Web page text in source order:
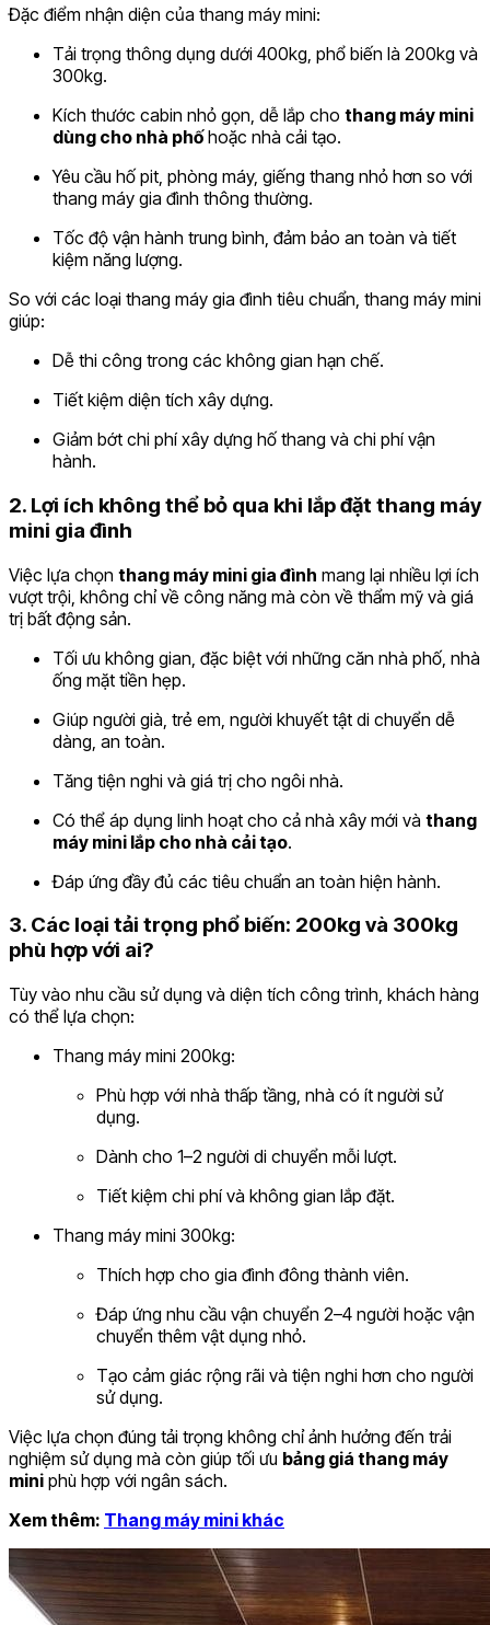
Đặc điểm nhận diện của thang máy mini:
Tải trọng thông dụng dưới 400kg, phổ biến là 200kg và
300kg.
Kích thước cabin nhỏ gọn, dễ lắp cho thang máy mini
dùng cho nhà phốhoặc nhà cải tạo.
Yêu cầu hố pit, phòng máy, giếng thang nhỏ hơn so với
thang máy gia đình thông thường.
Tốc độ vận hành trung bình, đảm bảo an toàn và tiết
kiệm năng lượng.
So với các loại thang máy gia đình tiêu chuẩn, thang máy mini
giúp:
Dễ thi công trong các không gian hạn chế.
Tiết kiệm diện tích xây dựng.
Giảm bớt chi phí xây dựng hố thang và chi phí vận
hành.
2. Lợi ích không thể bỏ qua khi lắp đặt thang máy
mini gia đình
Việc lựa chọn thang máy mini gia đình mang lại nhiều lợi ích
vượt trội, không chỉ về công năng mà còn về thẩm mỹ và giá
trị bất động sản.
Tối ưu không gian, đặc biệt với những căn nhà phố, nhà
ống mặt tiền hẹp.
Giúp người già, trẻ em, người khuyết tật di chuyển dễ
dàng, an toàn.
Tăng tiện nghi và giá trị cho ngôi nhà.
Có thể áp dụng linh hoạt cho cả nhà xây mới và thang
máy mini lắp cho nhà cải tạo.
Đáp ứng đầy đủ các tiêu chuẩn an toàn hiện hành.
3. Các loại tải trọng phổ biến: 200kg và 300kg
phù hợp với ai?
Tùy vào nhu cầu sử dụng và diện tích công trình, khách hàng
có thể lựa chọn:
Thang máy mini 200kg:
Phù hợp với nhà thấp tầng, nhà có ít người sử
dụng.
Dành cho 1–2 người di chuyển mỗi lượt.
Tiết kiệm chi phí và không gian lắp đặt.
Thang máy mini 300kg:
Thích hợp cho gia đình đông thành viên.
Đáp ứng nhu cầu vận chuyển 2–4 người hoặc vận
chuyển thêm vật dụng nhỏ.
Tạo cảm giác rộng rãi và tiện nghi hơn cho người
sử dụng.
Việc lựa chọn đúng tải trọng không chỉ ảnh hưởng đến trải
nghiệm sử dụng mà còn giúp tối ưu bảng giá thang máy
mini phù hợp với ngân sách.
Xem thêm: Thang máy mini khác